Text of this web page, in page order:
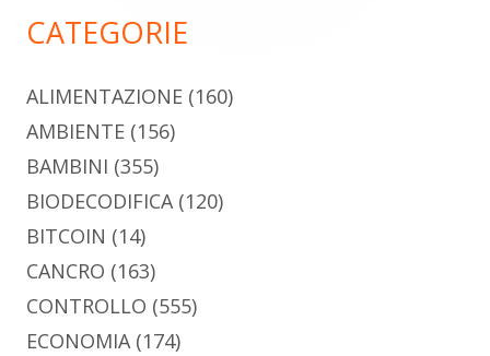
CATEGORIE
ALIMENTAZIONE (160)
AMBIENTE (156)
BAMBINI (355)
BIODECODIFICA(120)
BITCOIN (14)
CANCRO (163)
CONTROLLO (555)
ECONOMIA(174)